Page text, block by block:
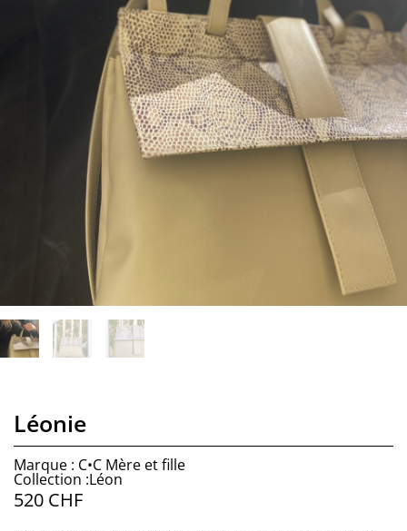
Léonie
Marque : C•C Mère et fille
Collection :Léon
520 CHF